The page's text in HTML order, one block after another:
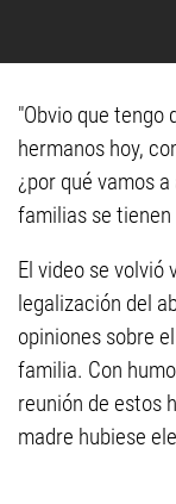
"Obvio que tengo
hermanos hoy,
¿por qué vamos
familias se tienen
El video se volvió
legalización del
opiniones sobre
familia. Con
reunión de estos
madre hubiese